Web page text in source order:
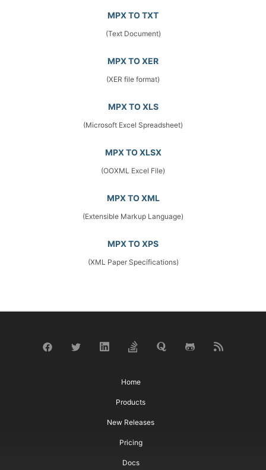
MPX TO TXT
(Text Document)
MPX TO XER
(XER file format)
MPX TO XLS
(Microsoft Excel Spreadsheet)
MPX TO XLSX
(OOXML Excel File)
MPX TO XML
(Extensible Markup Language)
MPX TO XPS
(XML Paper Specifications)
Home
Products
New Releases
Pricing
Docs